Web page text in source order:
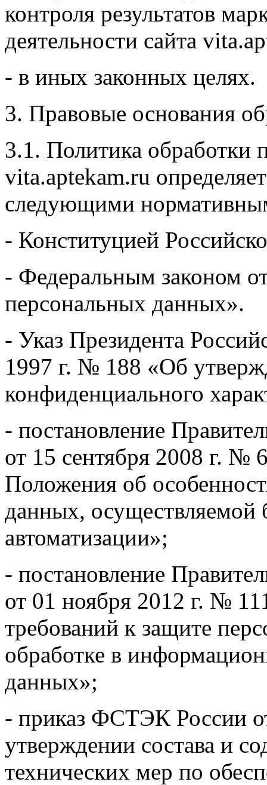
контроля результатов
деятельности сайта
- в иных законных целях.
3. Правовые основания
3.1. Политика обработки
vita.aptekam.ru
следующими
- Конституцией
- Федеральным законом
персональных данных».
- Указ Президента
1997 г. № 188 «Об
конфиденциального
- постановление
от 15 сентября 2008 г. №
Положения об
данных, осуществляемой
автоматизации»;
- постановление
от 01 ноября 2012 г. №
требований к защите
обработке в
данных»;
- приказ ФСТЭК России
утверждении состава и
технических мер по